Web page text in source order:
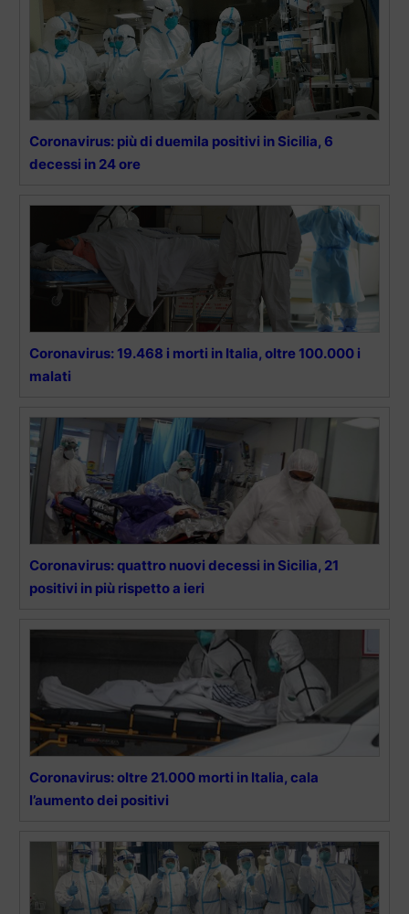
Coronavirus: più di duemila positivi in Sicilia, 6
decessi in 24 ore
Coronavirus: 19.468 i morti in Italia, oltre 100.000 i
malati
Coronavirus: quattro nuovi decessi in Sicilia, 21
positivi in più rispetto a ieri
Coronavirus: oltre 21.000 morti in Italia, cala
l’aumento dei positivi